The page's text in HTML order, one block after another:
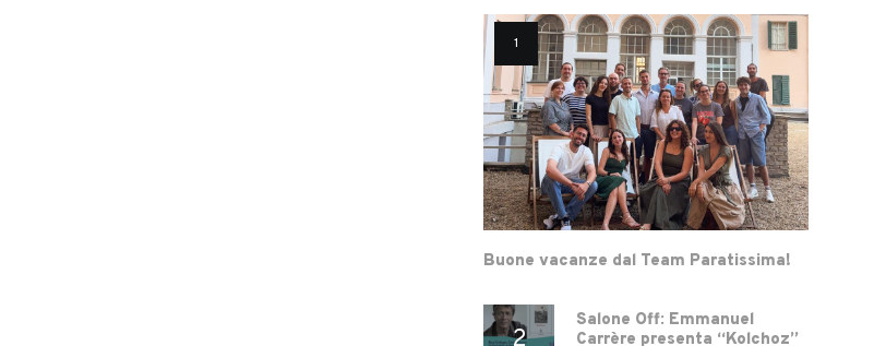
Buone vacanze dal Team Paratissima!
Salone Off: Emmanuel
Carrère presenta “Kolchoz”